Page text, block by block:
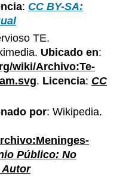
: CC BY-SA:
TE.
Ubicado en:
wiki/Archivo:Te-
. Licencia: CC
por: Wikipedia.
Público: No
Autor